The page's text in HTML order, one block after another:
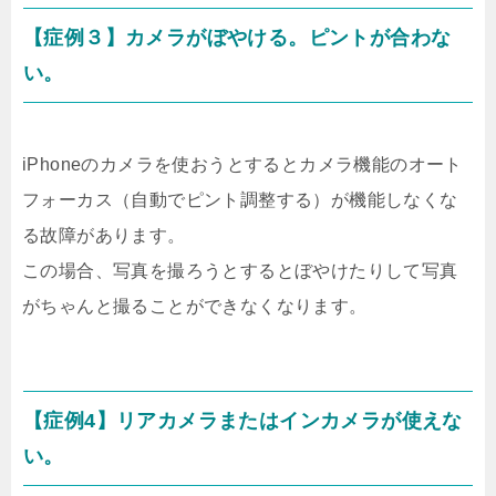
【症例３】カメラがぼやける。ピントが合わな
い。
iPhoneのカメラを使おうとするとカメラ機能のオート
フォーカス（自動でピント調整する）が機能しなくな
る故障があります。
この場合、写真を撮ろうとするとぼやけたりして写真
がちゃんと撮ることができなくなります。
【症例4】リアカメラまたはインカメラが使えな
い。